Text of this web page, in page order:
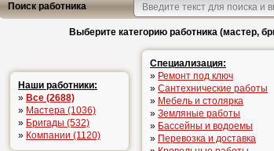
Поиск работника
Выберите категорию работника (мастер,
Наши работники:
» Все (2688)
» Мастера (1036)
» Бригады (532)
» Компании (1120)
Специализация:
» Ремонт под ключ
» Сантехнические работы
» Мебель и столярка
» Земляные работы
» Бассейны и водоемы
» Перевозка и доставка